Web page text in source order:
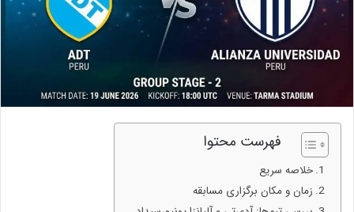
فهرست محتوا
خلاصه سریع
زمان و مکان برگزاری مسابقه